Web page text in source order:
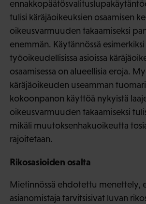
tulisi käräjäoikeuksien osaamisen
oikeusvarmuuden takaamiseksi
enemmän. Käytännössä esimerkiksi
työoikeudellisissa asioissa
osaamisessa on alueellisia eroja.
käräjäoikeuden useamman
kokoonpanon käyttöä nykyistä
oikeusvarmuuden takaamiseksi
mikäli muutoksenhakuoikeutta
rajoitetaan.
Rikosasioiden osalta
Mietinnössä ehdotettu menettely,
asianomistaja tarvitsisivat luvan